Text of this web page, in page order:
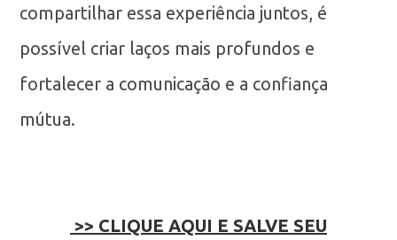
compartilhar essa experiência juntos, é
possível criar laços mais profundos e
fortalecer a comunicação e a confiança
mútua.
>> CLIQUE AQUI E SALVE SEU